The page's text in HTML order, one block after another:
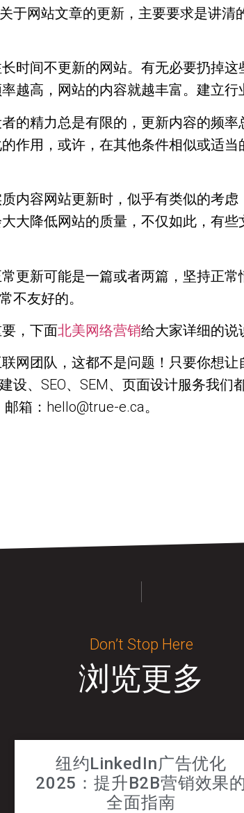
于网站文章的更新，主要要求是讲
时间不更新的网站。有无必要扔掉
越高，网站的内容就越丰富。建立行
的精力总是有限的，更新内容的频
作用，或许，在其他条件相似或适
内容网站更新时，似乎有类似的考
大降低网站的质量，不仅如此，有
更新可能是一篇或者两篇，坚持正
不友好的。
，下面北美网络营销给大家详细的说
网团队，这都不是问题！只要你想
设、SEO、SEM、页面设计服务我
箱：hello@true-e.ca。
Don’t Stop Here
浏览更多
纽约LinkedIn广告优化
2025：提升B2B营销效果的
全面指南